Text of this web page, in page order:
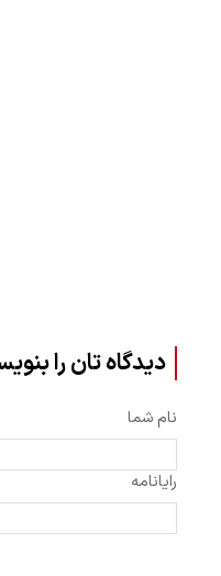
دیدگاه تان را
نام شما
رایانامه